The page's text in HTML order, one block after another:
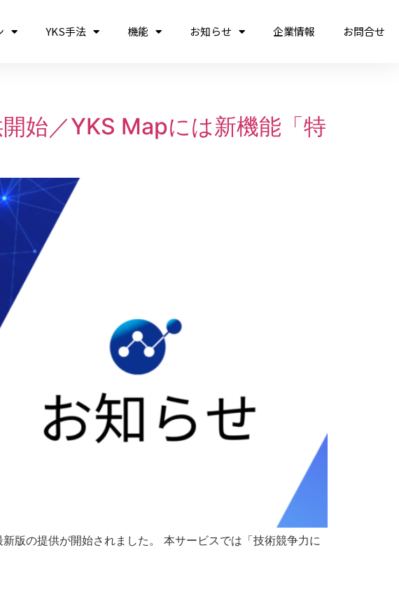
YKS手法 機能 お知らせ 企業情報 お問合せ
始／YKS Mapには新機能「特
版の提供が開始されました。 本サービスでは「技術競争力に